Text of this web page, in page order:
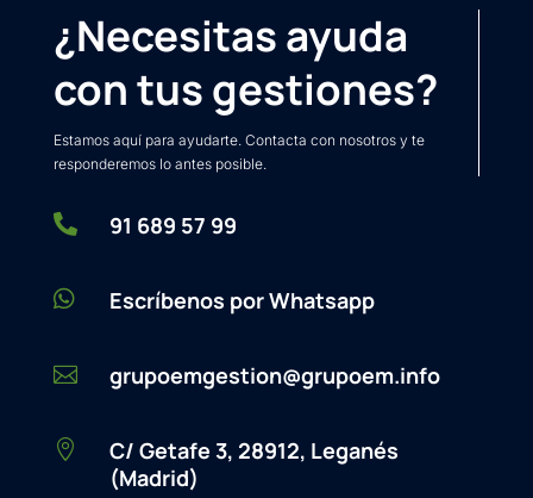
¿Necesitas ayuda
con tus gestiones?
Estamos aquí para ayudarte. Contacta con nosotros y te
responderemos lo antes posible.
 91 689 57 99
 Escríbenos por Whatsapp
 grupoemgestion@grupoem.info

C/ Getafe 3, 28912, Leganés
(Madrid)